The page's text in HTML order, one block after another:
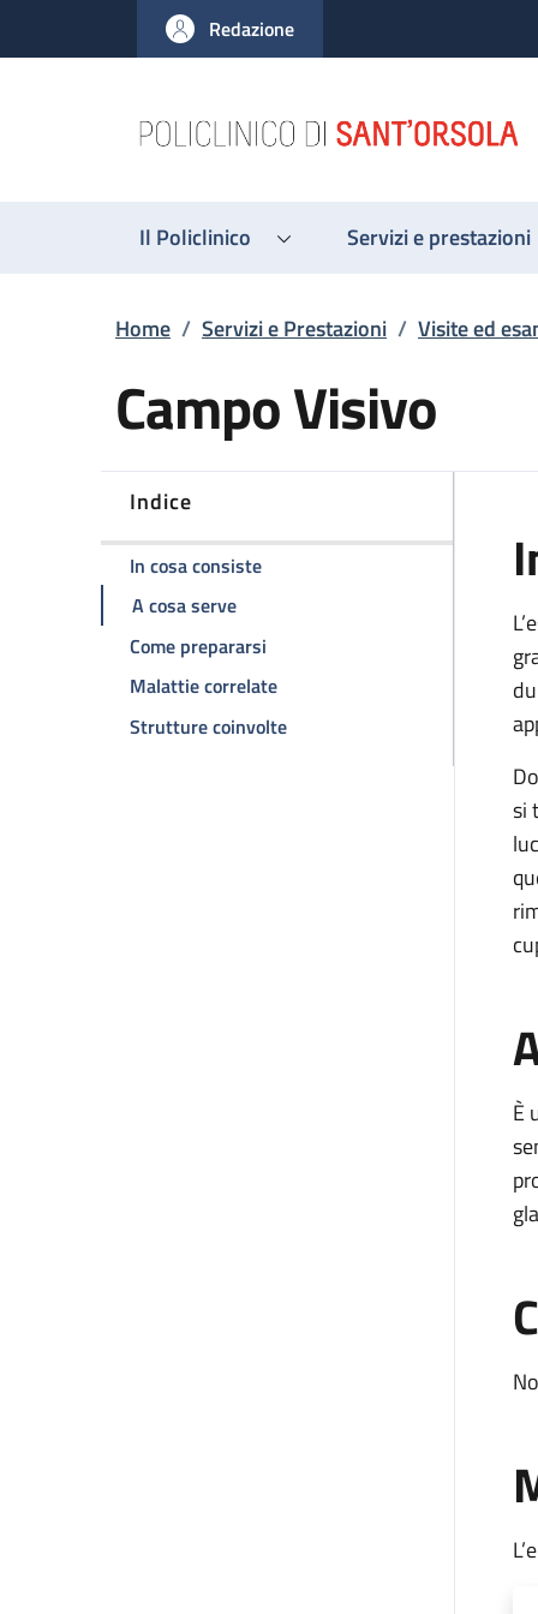
al contenuto principale
to footer content
Redazione
Il Policlinico Servizi e prestazioni
Briciole di pane
Home / Servizi e Prestazioni / Visite ed
Campo Visivo
Indice
In cosa consistedella pagina Campo Visivo
A cosa servedella pagina Campo Visivo
Come prepararsi
Malattie correlatedella pagina Campo Visivo
Strutture coinvoltedella pagina Campo Visivo
si
È